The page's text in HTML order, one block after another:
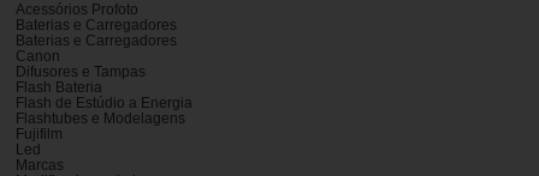
Acessórios Profoto
Baterias e Carregadores
Baterias e Carregadores
Canon
Difusores e Tampas
Flash Bateria
Flash de Estúdio a Energia
Flashtubes e Modelagens
Fujifilm
Led
Marcas